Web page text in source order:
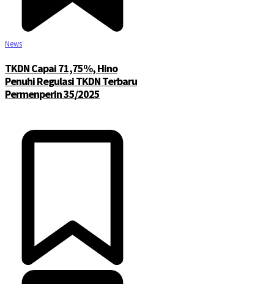
News
TKDN Capai 71,75%, Hino
Penuhi Regulasi TKDN Terbaru
Permenperin 35/2025